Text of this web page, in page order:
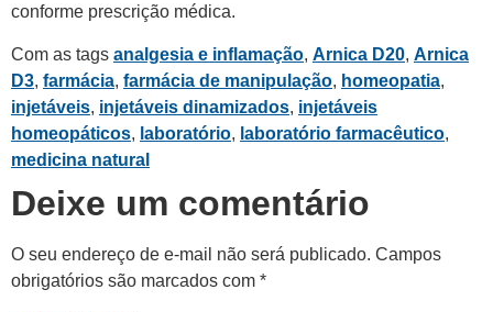
conforme prescrição médica.
Com as tags analgesia e inflamação, Arnica D20, Arnica
D3, farmácia, farmácia de manipulação, homeopatia,
injetáveis, injetáveis dinamizados, injetáveis
homeopáticos, laboratório, laboratório farmacêutico,
medicina natural
Deixe um comentário
O seu endereço de e-mail não será publicado. Campos
obrigatórios são marcados com *